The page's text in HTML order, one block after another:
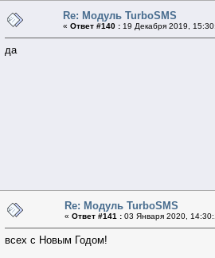
Re: Модуль TurboSMS
« Ответ #140 : 19 Декабря 2019,
да
Re: Модуль TurboSMS
« Ответ #141 : 03 Января 2020,
всех с Новым Годом!